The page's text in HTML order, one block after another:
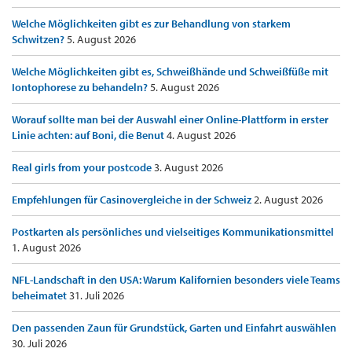
Welche Möglichkeiten gibt es zur Behandlung von starkem
Schwitzen?5. August 2026
Welche Möglichkeiten gibt es, Schweißhände und Schweißfüße mit
Iontophorese zu behandeln?5. August 2026
Worauf sollte man bei der Auswahl einer Online-Plattform in erster
Linie achten: auf Boni, die Benut4. August 2026
Real girls from your postcode3. August 2026
Empfehlungen für Casinovergleiche in der Schweiz2. August 2026
Postkarten als persönliches und vielseitiges Kommunikationsmittel
1. August 2026
NFL-Landschaft in den USA: Warum Kalifornien besonders viele Teams
beheimatet31. Juli 2026
Den passenden Zaun für Grundstück, Garten und Einfahrt auswählen
30. Juli 2026